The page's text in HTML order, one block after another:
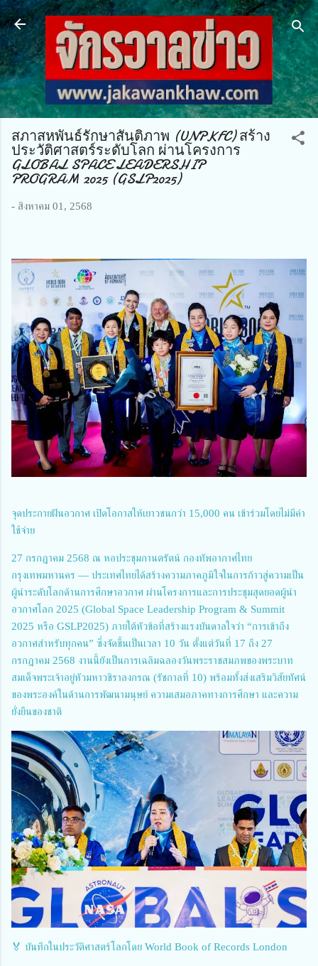
ข้ามไปที่เนื้อหาหลัก
สภาสหพันธ์รักษาสันติภาพ (UNPKFC) สร้าง
ประวัติศาสตร์ระดับโลก ผ่านโครงการ
GLOBAL SPACE LEADERSHIP
PROGRAM 2025 (GSLP2025)
- สิงหาคม 01, 2568
จุดประกายฝันอวกาศ เปิดโอกาสให้เยาวชนกว่า 15,000 คน เข้าร่วมโดยไม่มีค่า
ใช้จ่าย
27 กรกฎาคม 2568 ณ หอประชุมกานตรัตน์ กองทัพอากาศไทย
กรุงเทพมหานคร — ประเทศไทยได้สร้างความภาคภูมิใจในการก้าวสู่ความเป็น
ผู้นำระดับโลกด้านการศึกษาอวกาศ ผ่านโครงการและการประชุมสุดยอดผู้นำ
อวกาศโลก 2025 (Global Space Leadership Program & Summit
2025 หรือ GSLP2025) ภายใต้หัวข้อที่สร้างแรงบันดาลใจว่า “การเข้าถึง
อวกาศสำหรับทุกคน” ซึ่งจัดขึ้นเป็นเวลา 10 วัน ตั้งแต่วันที่ 17 ถึง 27
กรกฎาคม 2568 งานนี้ยังเป็นการเฉลิมฉลองวันพระราชสมภพของพระบาท
สมเด็จพระเจ้าอยู่หัวมหาวชิราลงกรณ (รัชกาลที่ 10) พร้อมทั้งส่งเสริมวิสัยทัศน์
ของพระองค์ในด้านการพัฒนามนุษย์ ความเสมอภาคทางการศึกษา และความ
ยั่งยืนของชาติ
🏅 บันทึกในประวัติศาสตร์โลกโดย World Book of Records London